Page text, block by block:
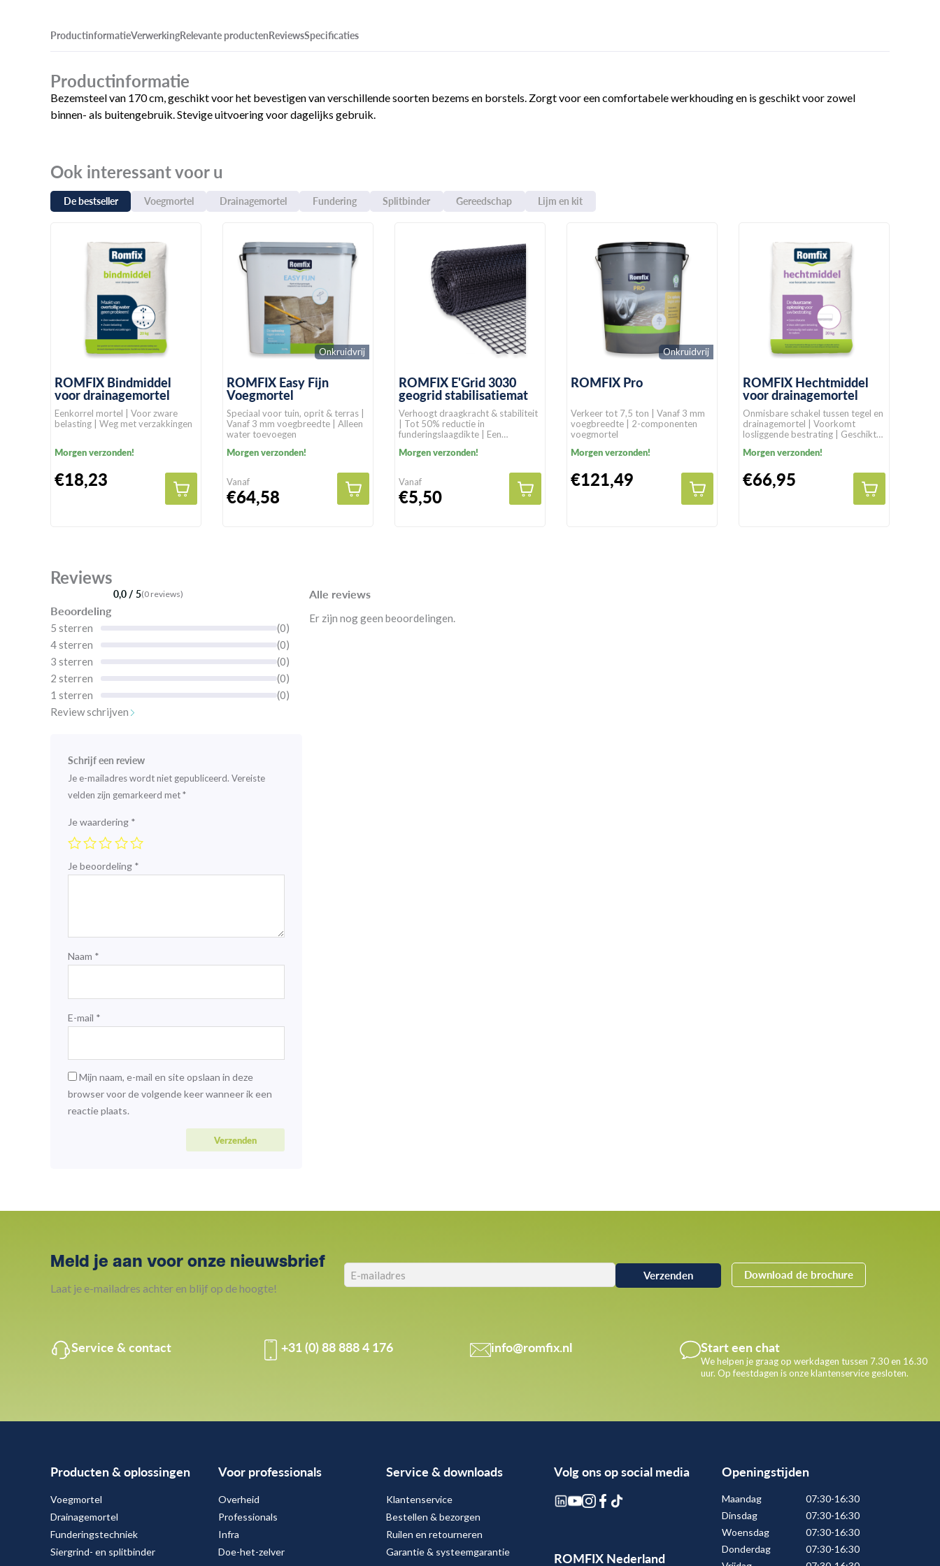
ProductinformatieVerwerkingRelevante productenReviewsSpecificaties
Productinformatie
Bezemsteel van 170 cm, geschikt voor het bevestigen van verschillende soorten bezems en borstels. Zorgt voor een comfortabele werkhouding en is geschikt voor zowel
binnen- als buitengebruik. Stevige uitvoering voor dagelijks gebruik.
Ook interessant voor u
De bestseller Voegmortel Drainagemortel Fundering Splitbinder Gereedschap Lijm en kit
ROMFIX Bindmiddel
voor drainagemortel
Eenkorrel mortel | Voor zware
belasting | Weg met verzakkingen
Morgen verzonden!
€18,23
Onkruidvrij
ROMFIX Easy Fijn
Voegmortel
Speciaal voor tuin, oprit & terras |
Vanaf 3 mm voegbreedte | Alleen
water toevoegen
Morgen verzonden!
Vanaf
€64,58
ROMFIX E'Grid 3030
geogrid stabilisatiemat
Verhoogt draagkracht & stabiliteit
| Tot 50% reductie in
funderingslaagdikte | Een
natuurlijke gronden
Morgen verzonden!
Vanaf
€5,50
Onkruidvrij
ROMFIX Pro
Verkeer tot 7,5 ton | Vanaf 3 mm
voegbreedte | 2-componenten
voegmortel
Morgen verzonden!
€121,49
ROMFIX Hechtmiddel
voor drainagemortel
Onmisbare schakel tussen tegel en
drainagemortel | Voorkomt
losliggende bestrating | Geschikt
Morgen verzonden!
€66,95
Reviews
0,0 / 5(0 reviews)
Beoordeling
5 sterren
(0)
4 sterren
(0)
3 sterren
(0)
2 sterren
(0)
1 sterren
(0)
Review schrijven
Schrijf een review
Je e-mailadres wordt niet gepubliceerd. Vereiste
velden zijn gemarkeerd met*
Je waardering *
Je beoordeling *
Naam *
E-mail *
Mijn naam, e-mail en site opslaan in deze
browser voor de volgende keer wanneer ik een
reactie plaats.
Alle reviews
Er zijn nog geen beoordelingen.
Meld je aan voor onze nieuwsbrief
Laat je e-mailadres achter en blijf op de hoogte!
Download de brochure
Service & contact +31 (0) 88 888 4 176 info@romfix.nl Start een chat
We helpen je graag op werkdagen tussen 7.30 en 16.30
uur. Op feestdagen is onze klantenservice gesloten.
Producten & oplossingen
Voegmortel
Drainagemortel
Funderingstechniek
Siergrind- en splitbinder
Voor professionals
Overheid
Professionals
Infra
Doe-het-zelver
Service & downloads
Klantenservice
Bestellen & bezorgen
Ruilen en retourneren
Garantie & systeemgarantie
Volg ons op social media
ROMFIX Nederland
Openingstijden
Maandag
07:30-16:30
Dinsdag
07:30-16:30
Woensdag
07:30-16:30
Donderdag
07:30-16:30